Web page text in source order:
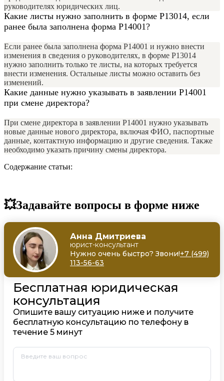
руководителях юридических лиц.
Какие листы нужно заполнить в форме Р13014, если
ранее была заполнена форма Р14001?
Если ранее была заполнена форма Р14001 и нужно внести
изменения в сведения о руководителях, в форме Р13014
нужно заполнить только те листы, на которых требуется
внести изменения. Остальные листы можно оставить без
изменений.
Какие данные нужно указывать в заявлении Р14001
при смене директора?
При смене директора в заявлении Р14001 нужно указывать
новые данные нового директора, включая ФИО, паспортные
данные, контактную информацию и другие сведения. Также
необходимо указать причину смены директора.
Содержание статьи:
💥Задавайте вопросы в форме ниже